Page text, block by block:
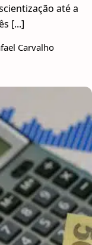
até a
[...]
Carvalho